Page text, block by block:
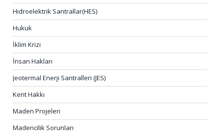
Hidroelektrik Santrallar(HES)
Hukuk
İklim Krizi
İnsan Hakları
Jeotermal Enerji Santralleri (JES)
Kent Hakkı
Maden Projeleri
Madencilik Sorunları